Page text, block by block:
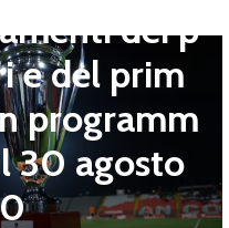
dei p
e del prim
programm
30 agosto